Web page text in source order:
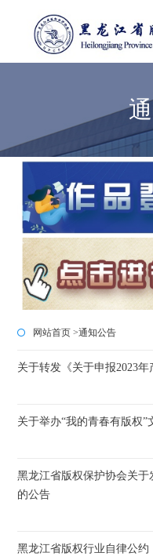
网站首页 >通知公告
关于转发《关于申报2023
关于举办“我的青春有版权
黑龙江省版权保护协会关于
的公告
黑龙江省版权行业自律公约